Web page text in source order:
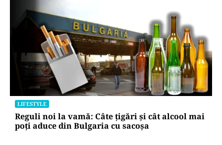
LIFESTYLE
Reguli noi la vamă: Câte țigări și cât alcool mai
poți aduce din Bulgaria cu sacoșa